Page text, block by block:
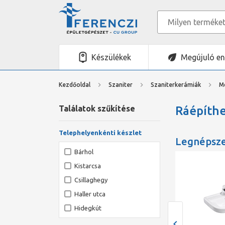
Készülékek Megújuló
Kezdőoldal Szaniter Szaniterkerámiák
Kifutó
Találatok szűkítése
Telephelyenkénti készlet
Bárhol
Kistarcsa
Csillaghegy
Haller utca
Hidegkút